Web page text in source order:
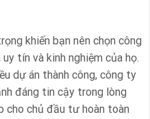
khiến bạn nên chọn công
tín và kinh nghiệm của họ.
dự án thành công, công ty
đáng tin cậy trong lòng
cho chủ đầu tư hoàn toàn